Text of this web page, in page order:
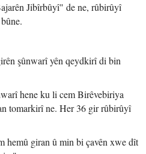
Jibîrbûyî" de ne, rûbirûyî
şûnwarî yên qeydkirî di bin
hene ku li cem Birêvebiriya
tomarkirî ne. Her 36 gir rûbirûyî
hemû giran û min bi çavên xwe dît